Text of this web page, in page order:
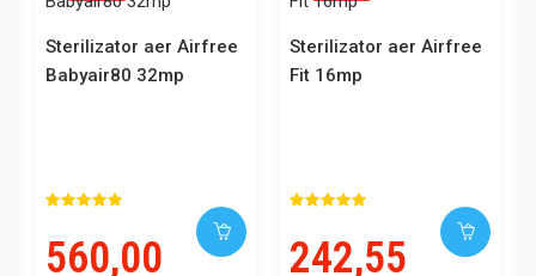
Sterilizator aer Airfree
Babyair80 32mp
560,00
Sterilizator aer Airfree
Fit 16mp
242,55